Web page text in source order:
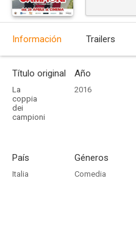
Información Trailers
Título original
La
coppia
dei
campioni
Año
2016
País
Italia
Géneros
Comedia